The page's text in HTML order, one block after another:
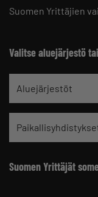
Suomen Yrittäjien
Valitse aluejärjestö
Aluejärjestöt
Suomen Yrittäjät